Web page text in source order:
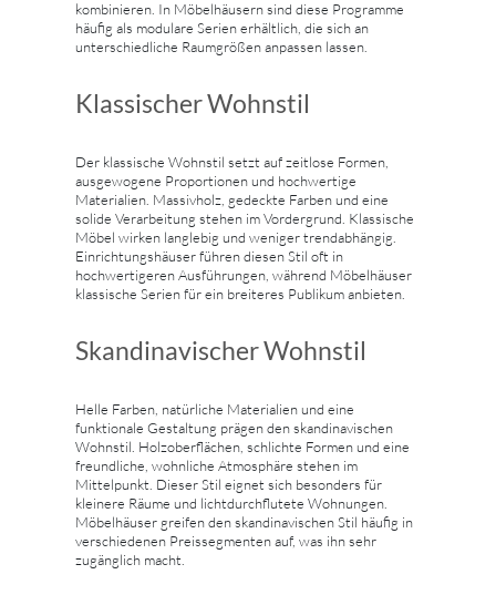
kombinieren. In Möbelhäusern sind diese Programme
häufig als modulare Serien erhältlich, die sich an
unterschiedliche Raumgrößen anpassen lassen.
Klassischer Wohnstil
Der klassische Wohnstil setzt auf zeitlose Formen,
ausgewogene Proportionen und hochwertige
Materialien. Massivholz, gedeckte Farben und eine
solide Verarbeitung stehen im Vordergrund. Klassische
Möbel wirken langlebig und weniger trendabhängig.
Einrichtungshäuser führen diesen Stil oft in
hochwertigeren Ausführungen, während Möbelhäuser
klassische Serien für ein breiteres Publikum anbieten.
Skandinavischer Wohnstil
Helle Farben, natürliche Materialien und eine
funktionale Gestaltung prägen den skandinavischen
Wohnstil. Holzoberflächen, schlichte Formen und eine
freundliche, wohnliche Atmosphäre stehen im
Mittelpunkt. Dieser Stil eignet sich besonders für
kleinere Räume und lichtdurchflutete Wohnungen.
Möbelhäuser greifen den skandinavischen Stil häufig in
verschiedenen Preissegmenten auf, was ihn sehr
zugänglich macht.